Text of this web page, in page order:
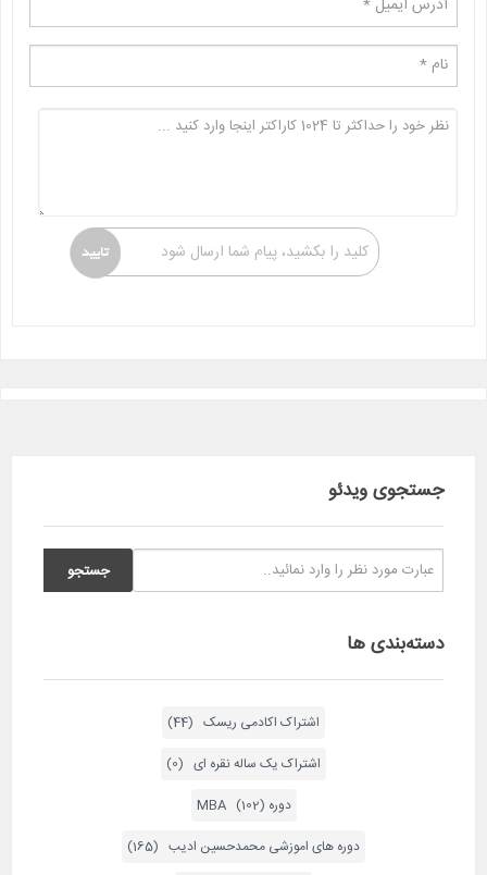
کلید را بکشید، پیام شما ارسال شود
جستجوی ویدئو
دسته‌بندی ها
اشتراک اکادمی ریسک (44)
اشتراک یک ساله نقره ای (0)
دوره MBA (102)
دوره های اموزشی محمدحسین ادیب (165)